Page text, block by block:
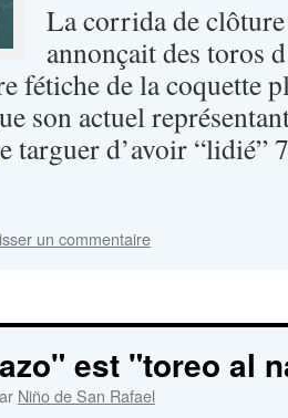
La corrida de
annonçait des toros
fétiche de la coquette
son actuel
targuer d’avoir
un commentaire
est "toreo al
Niño de San Rafael